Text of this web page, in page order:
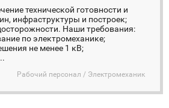
технической готовности и
инфраструктуры и построек;
Наши требования:
по электромеханике;
не менее 1 кВ;
Рабочий персонал / Электромеханик